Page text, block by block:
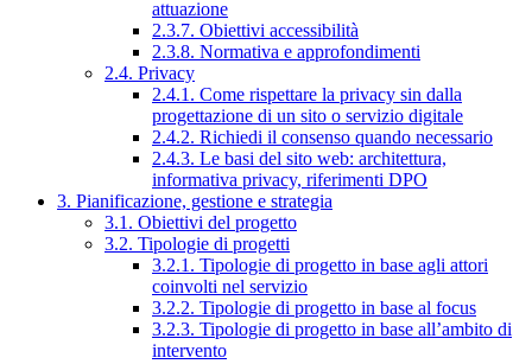
attuazione
2.3.7. Obiettivi accessibilità
2.3.8. Normativa e approfondimenti
2.4. Privacy
2.4.1. Come rispettare la privacy sin dalla
progettazione di un sito o servizio digitale
2.4.2. Richiedi il consenso quando necessario
2.4.3. Le basi del sito web: architettura,
informativa privacy, riferimenti DPO
3. Pianificazione, gestione e strategia
3.1. Obiettivi del progetto
3.2. Tipologie di progetti
3.2.1. Tipologie di progetto in base agli attori
coinvolti nel servizio
3.2.2. Tipologie di progetto in base al focus
3.2.3. Tipologie di progetto in base all’ambito di
intervento